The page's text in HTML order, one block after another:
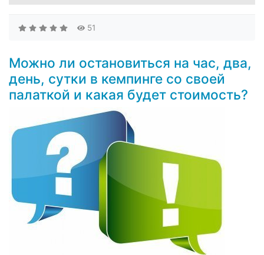
51
Можно ли остановиться на час, два,
день, сутки в кемпинге со своей
палаткой и какая будет стоимость?